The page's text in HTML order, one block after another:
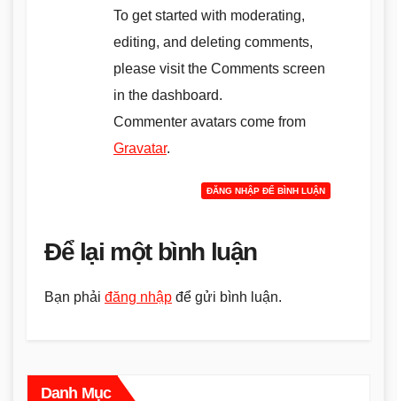
To get started with moderating,
editing, and deleting comments,
please visit the Comments screen
in the dashboard.
Commenter avatars come from
Gravatar.
ĐĂNG NHẬP ĐỂ BÌNH LUẬN
Để lại một bình luận
Bạn phải đăng nhập để gửi bình luận.
Danh Mục